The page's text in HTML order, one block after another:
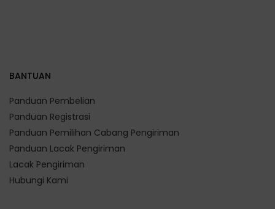
BANTUAN
Panduan Pembelian
Panduan Registrasi
Panduan Pemilihan Cabang Pengiriman
Panduan Lacak Pengiriman
Lacak Pengiriman
Hubungi Kami